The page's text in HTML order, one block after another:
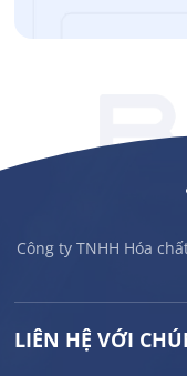
Công ty TNHH Hóa
LIÊN HỆ VỚI